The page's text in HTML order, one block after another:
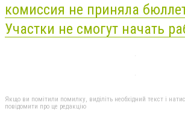
комиссия не приняла
Участки не смогут начать
Якщо ви помітили помилку, виділіть необхідний текст і
повідомити про це редакцію